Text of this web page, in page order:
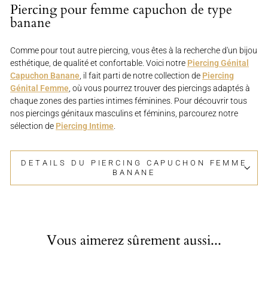
Piercing pour femme capuchon de type
banane
Comme pour tout autre piercing, vous êtes à la recherche d'un bijou
esthétique, de qualité et confortable. Voici notre Piercing Génital
Capuchon Banane, il fait parti de notre collection de Piercing
Génital Femme, où vous pourrez trouver des piercings adaptés à
chaque zones des parties intimes féminines. Pour découvrir tous
nos piercings génitaux masculins et féminins, parcourez notre
sélection de Piercing Intime.
DETAILS DU PIERCING CAPUCHON FEMME
BANANE
Vous aimerez sûrement aussi...